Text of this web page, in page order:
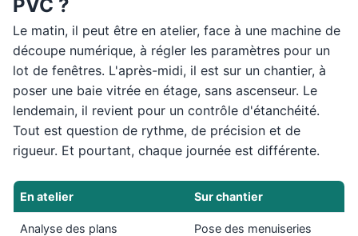
PVC ?
Le matin, il peut être en atelier, face à une machine de
découpe numérique, à régler les paramètres pour un
lot de fenêtres. L'après-midi, il est sur un chantier, à
poser une baie vitrée en étage, sans ascenseur. Le
lendemain, il revient pour un contrôle d'étanchéité.
Tout est question de rythme, de précision et de
rigueur. Et pourtant, chaque journée est différente.
En atelier Sur chantier
Analyse des plans Pose des menuiseries